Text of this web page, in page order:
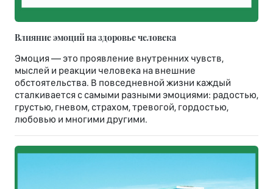
Влияние эмоций на здоровье человека
Эмоция — это проявление внутренних чувств,
мыслей и реакции человека на внешние
обстоятельства. В повседневной жизни каждый
сталкивается с самыми разными эмоциями: радостью,
грустью, гневом, страхом, тревогой, гордостью,
любовью и многими другими.